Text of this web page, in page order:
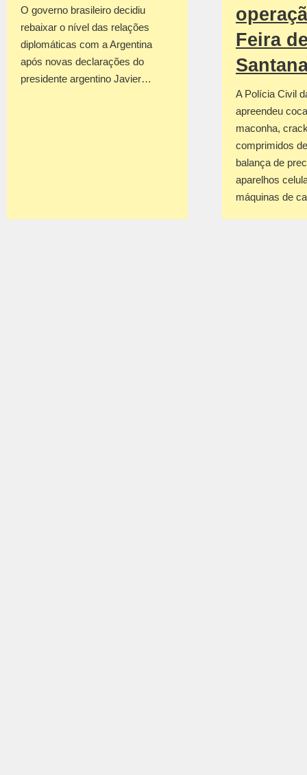
O governo brasileiro decidiu
rebaixar o nível das relações
diplomáticas com a Argentina
após novas declarações do
presidente argentino Javier…
Feira
A Polícia Civil
apreendeu
maconha,
comprimidos
balança de
aparelhos
máquinas de